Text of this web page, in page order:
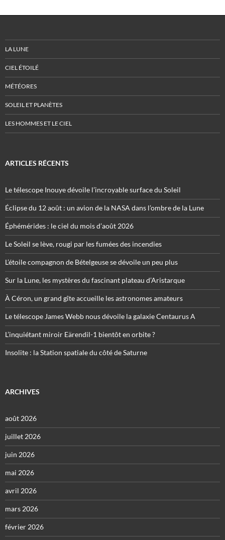
LA LUNE
CIEL ÉTOILÉ
MÉTÉORES
SOLEIL ET PLANÈTES
LES HOMMES ET LE CIEL
ARTICLES RÉCENTS
Le télescope Inouye dévoile l’incroyable surface du Soleil
Éclipse du 12 août : un avion de la NASA dans l’ombre de la Lune
Éphémérides : le ciel du mois d’août 2026
Le Soleil se lève, rougi par les fumées des incendies
L’étoile compagnon de Bételgeuse se dévoile un peu plus
Sur la Lune, les mystères du fascinant plateau d’Aristarque
À Céron, un grand gîte accueille les astronomes amateurs
Le télescope James Webb nous dévoile la galaxie Centaurus A
L’inquiétant miroir Eärendil-1 bientôt en orbite ?
Insolite : la Station spatiale du côté de Saturne
ARCHIVES
août 2026
juillet 2026
juin 2026
mai 2026
avril 2026
mars 2026
février 2026